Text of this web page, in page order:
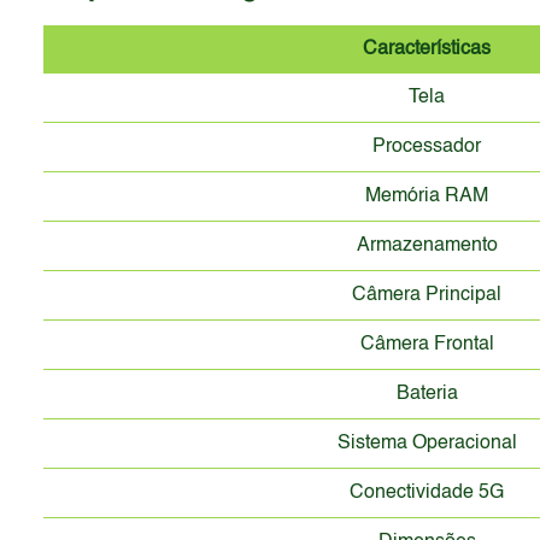
Características
Tela
Processador
Memória RAM
Armazenamento
Câmera Principal
Câmera Frontal
Bateria
Sistema Operacional
Conectividade 5G